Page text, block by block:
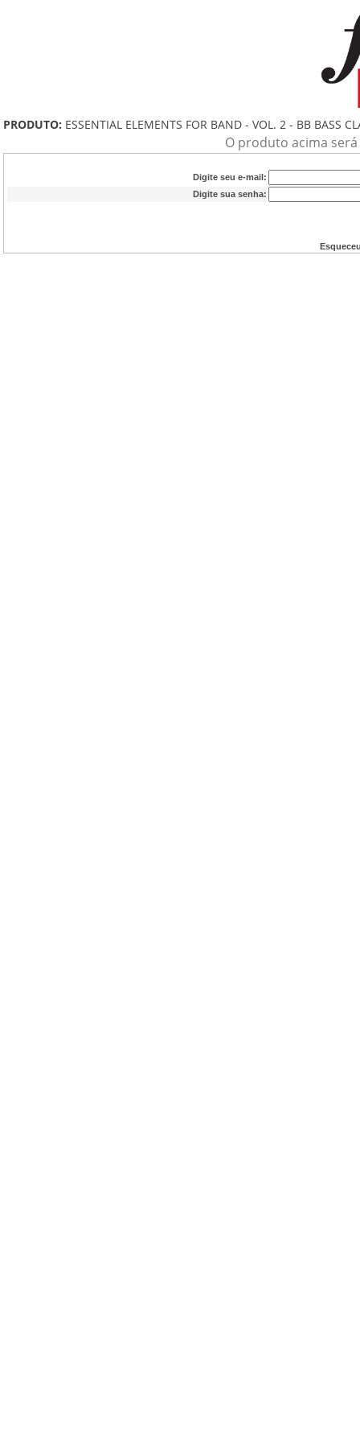
PRODUTO: ESSENTIAL ELEMENTS FOR BAND - VOL. 2 - BB BASS
O produto acima
Digite seu e-mail:
Digite sua senha: